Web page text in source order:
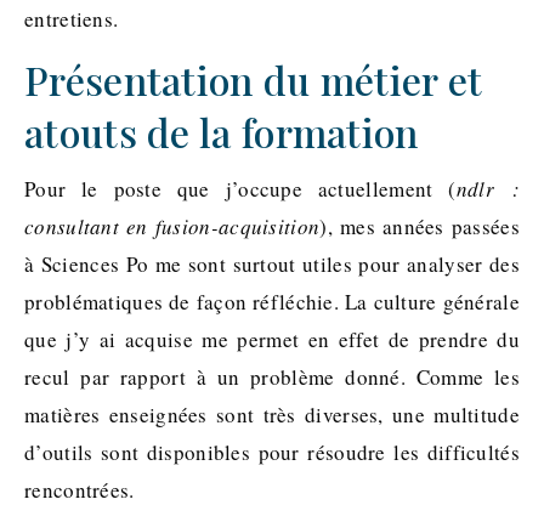
entretiens.
Présentation du métier et
atouts de la formation
Pour le poste que j’occupe actuellement (ndlr :
consultant en fusion-acquisition), mes années passées
à Sciences Po me sont surtout utiles pour analyser des
problématiques de façon réfléchie. La culture générale
que j’y ai acquise me permet en effet de prendre du
recul par rapport à un problème donné. Comme les
matières enseignées sont très diverses, une multitude
d’outils sont disponibles pour résoudre les difficultés
rencontrées.